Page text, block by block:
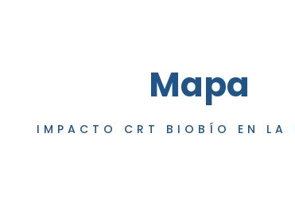
Mapa
IMPACTO CRT BIOBÍO EN LA